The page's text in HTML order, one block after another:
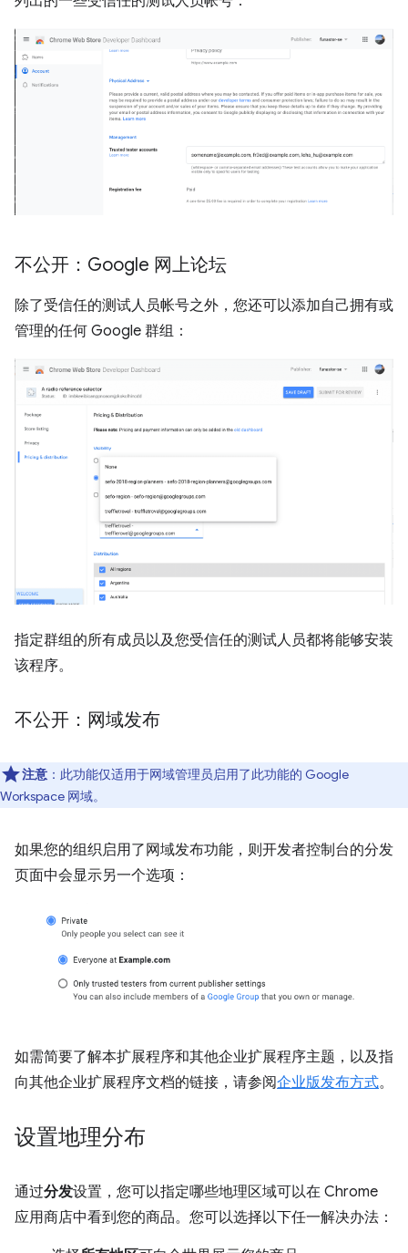
不公开：Google 网上论坛
除了受信任的测试人员帐号之外，您还可以添加自己拥有或
管理的任何 Google 群组：
指定群组的所有成员以及您受信任的测试人员都将能够安装
该程序。
不公开：网域发布
注意 ：此功能仅适用于网域管理员启用了此功能的 Google
Workspace 网域。
如果您的组织启用了网域发布功能，则开发者控制台的分发
页面中会显示另一个选项：
如需简要了解本扩展程序和其他企业扩展程序主题，以及指
向其他企业扩展程序文档的链接，请参阅企业版发布方式。
设置地理分布
通过分发设置，您可以指定哪些地理区域可以在 Chrome
应用商店中看到您的商品。您可以选择以下任一解决办法：